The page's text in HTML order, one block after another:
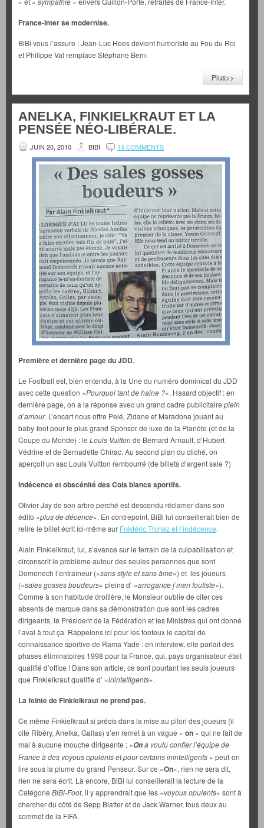
France-Inter se modernise.
BiBi vous l’assure : Jean-Luc Hees devient humoriste au Fou du Roi
et Philippe Val remplace Stéphane Bern.
Plus>>
ANELKA, FINKIELKRAUT ET LA
PENSÉE NÉO-LIBÉRALE.
JUIN 20, 2010 BIBI 14 COMMENTS
Première et dernière page du JDD.
Le Football est, bien entendu, à la Une du numéro dominical du JDD
avec cette question «Pourquoi tant de haine ?». Hasard objectif : en
dernière page, on a la réponse avec un grand cadre publicitaire plein
d’amour. L’encart nous offre Pelé, Zidane et Maradona jouant au
baby-foot pour le plus grand Sponsor de luxe de la Planète (et de la
Coupe du Monde) : le Louis Vuittonde Bernard Arnault, d’Hubert
Védrine et de Bernadette Chirac. Au second plan du cliché, on
aperçoit un sac Louis Vuitton rembourré (de billets d’argent sale ?)
Indécence et obscénité des Cols blancs sportifs.
Olivier Jay de son arbre perché est descendu réclamer dans son
édito «plus de décence». En contrepoint, BiBi lui conseillerait bien de
relire le billet écrit ici-même sur Frédéric Thiriez et l’indécence.
Alain Finkielkraut, lui, s’avance sur le terrain de la culpabilisation et
circonscrit le problème autour des seules personnes que sont
Domenech l’entraîneur («sans style et sans âme») et les joueurs
(«sales gosses boudeurs» pleins d’ «arrogance j’men foutiste»).
Comme à son habitude droitière, le Monsieur oublie de citer ces
absents de marque dans sa démonstration que sont les cadres
dirigeants, le Président de la Fédération et les Ministres qui ont donné
l’aval à tout ça. Rappelons ici pour les footeux le capital de
connaissance sportive de Rama Yade : en interview, elle parlait des
phases éliminatoires 1998 pour la France, qui, pays organisateur était
qualifié d’office ! Dans son article, ce sont pourtant les seuls joueurs
que Finkielkraut qualifie d’ «inintelligents».
La feinte de Finkielkraut ne prend pas.
Ce même Finkielkraut si précis dans la mise au pilori des joueurs (il
cite Ribéry, Anelka, Gallas) s’en remet à un vague « on » qui ne fait de
mal à aucune mouche dirigeante : «Ona voulu confier l’équipe de
France à des voyous opulents et pour certains inintelligents » peut-on
lire sous la plume du grand Penseur. Sur ce «On», rien ne sera dit,
rien ne sera écrit. Là encore, BiBi lui conseillerait la lecture de la
Catégorie BiBi-Foot, il y apprendrait que les «voyous opulents» sont à
chercher du côté de Sepp Blatter et de Jack Warner, tous deux au
sommet de la FIFA.